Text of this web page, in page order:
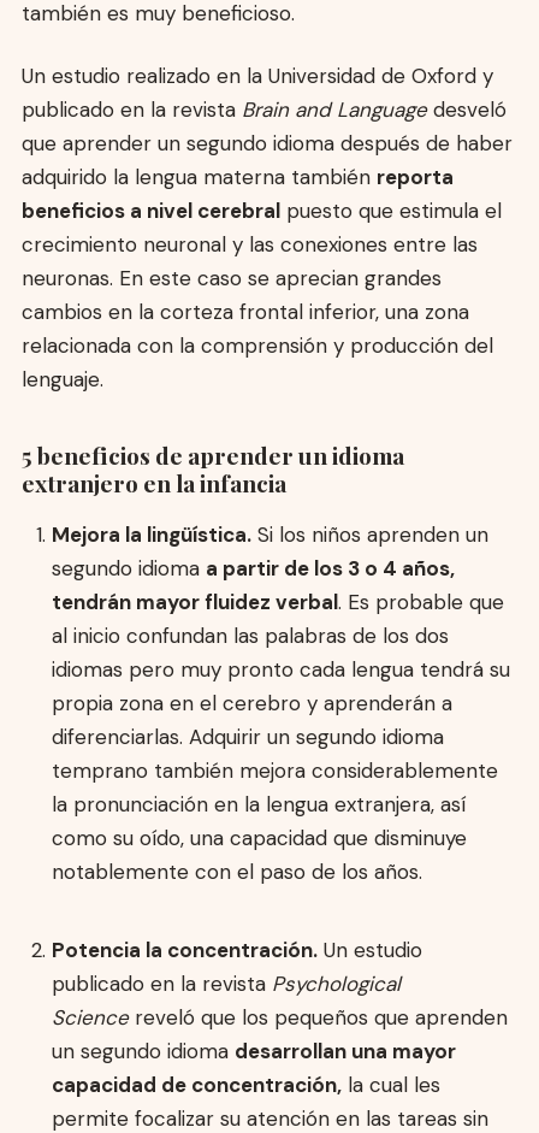
también es muy beneficioso.
Un estudio realizado en la Universidad de Oxford y
publicado en la revista Brain and Languagedesveló
que aprender un segundo idioma después de haber
adquirido la lengua materna también reporta
beneficios a nivel cerebralpuesto que estimula el
crecimiento neuronal y las conexiones entre las
neuronas. En este caso se aprecian grandes
cambios en la corteza frontal inferior, una zona
relacionada con la comprensión y producción del
lenguaje.
5 beneficios de aprender un idioma
extranjero en la infancia
Mejora la lingüística. Si los niños aprenden un
segundo idioma a partir de los 3 o 4 años,
tendrán mayor fluidez verbal. Es probable que
al inicio confundan las palabras de los dos
idiomas pero muy pronto cada lengua tendrá su
propia zona en el cerebro y aprenderán a
diferenciarlas. Adquirir un segundo idioma
temprano también mejora considerablemente
la pronunciación en la lengua extranjera, así
como su oído, una capacidad que disminuye
notablemente con el paso de los años.
Potencia la concentración. Un estudio
publicado en la revista Psychological
Sciencereveló que los pequeños que aprenden
un segundo idioma desarrollan una mayor
capacidad de concentración, la cual les
permite focalizar su atención en las tareas sin